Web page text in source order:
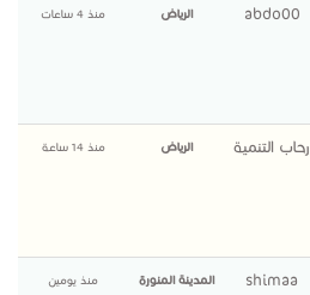
abdo00 الرياض منذ 4 ساعات
رحاب التنمية الرياض منذ 14 ساعة
shimaa المدينة المنورة منذ يومين